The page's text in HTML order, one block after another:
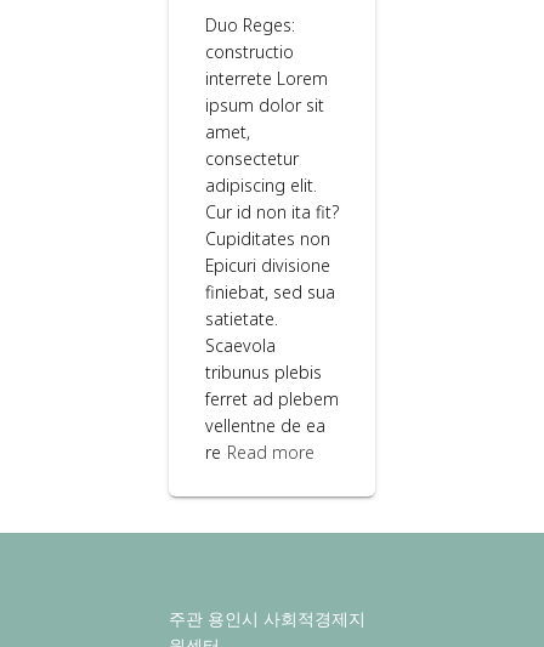
Duo Reges:
constructio
interrete Lorem
ipsum dolor sit
amet,
consectetur
adipiscing elit.
Cur id non ita fit?
Cupiditates non
Epicuri divisione
finiebat, sed sua
satietate.
Scaevola
tribunus plebis
ferret ad plebem
vellentne de ea
re Read more
주관 용인시 사회적경제지